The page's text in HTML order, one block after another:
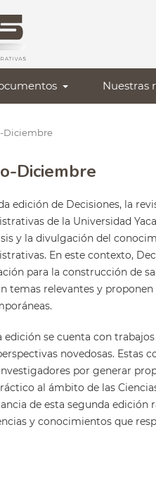
Nuestras
Diciembre
Diciembre
edición de Decisiones, la
de la Universidad
y la divulgación del
En este contexto,
para la construcción de
temas relevantes y
edición se cuenta con
novedosas. Estas
por generar
al ámbito de las
de esta segunda edición
y conocimientos que